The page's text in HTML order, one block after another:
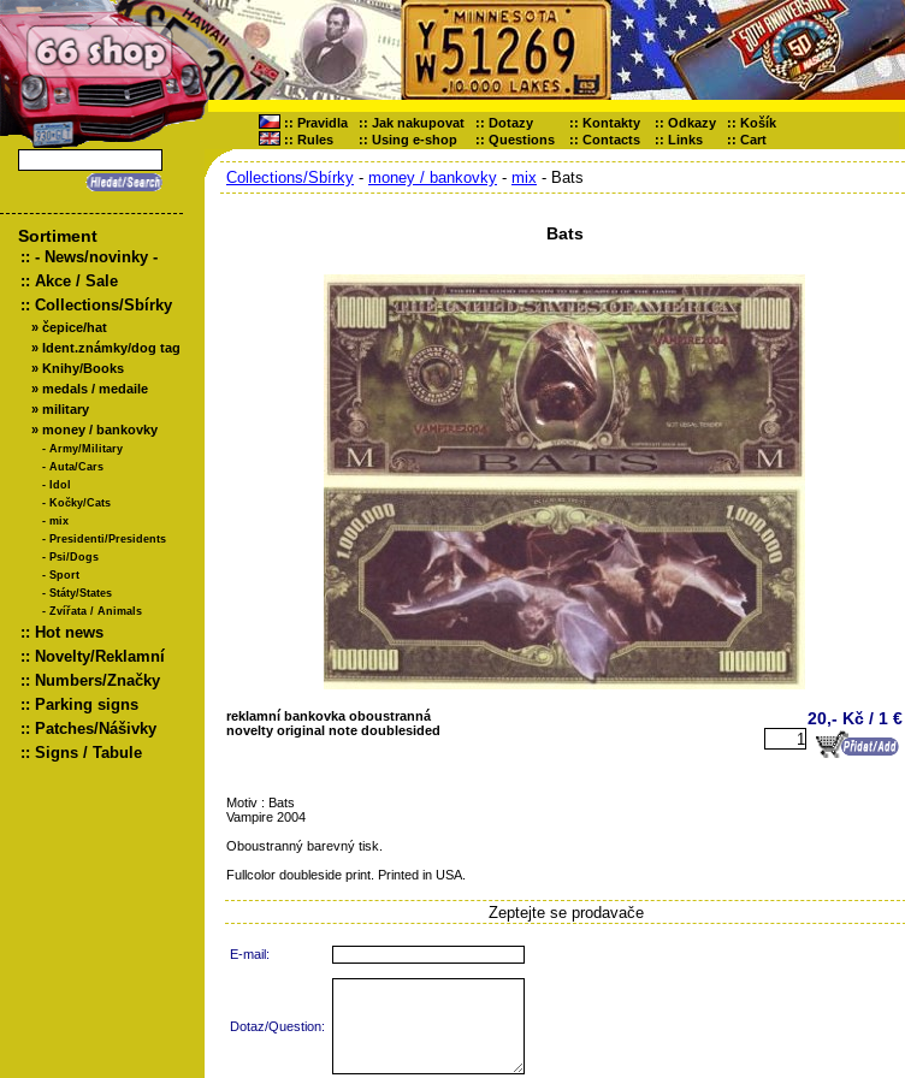
:: Pravidla :: Jak nakupovat :: Dotazy :: Kontakty :: Odkazy :: Košík
:: Rules :: Using e-shop :: Questions :: Contacts :: Links :: Cart
Sortiment
:: - News/novinky -
:: Akce / Sale
:: Collections/Sbírky
» čepice/hat
» Ident.známky/dog tag
» Knihy/Books
» medals / medaile
» military
» money / bankovky
- Army/Military
- Auta/Cars
- Idol
- Kočky/Cats
- mix
- Presidenti/Presidents
- Psi/Dogs
- Sport
- Státy/States
- Zvířata / Animals
:: Hot news
:: Novelty/Reklamní
:: Numbers/Značky
:: Parking signs
:: Patches/Nášivky
:: Signs / Tabule
Collections/Sbírky - money / bankovky - mix - Bats
Bats
reklamní bankovka oboustranná
novelty original note doublesided
20,- Kč / 1 €
Motiv : Bats
Vampire 2004
Oboustranný barevný tisk.
Fullcolor doubleside print. Printed in USA.
Zeptejte se prodavače
E-mail:
Dotaz/Question: